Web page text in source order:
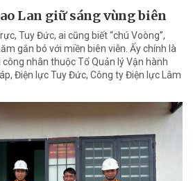
Lan giữ sáng vùng biên
Tuy Đức, ai cũng biết “chú Voòng”,
gắn bó với miền biên viễn. Ấy chính là
nhân thuộc Tổ Quản lý Vận hành
Điện lực Tuy Đức, Công ty Điện lực Lâm